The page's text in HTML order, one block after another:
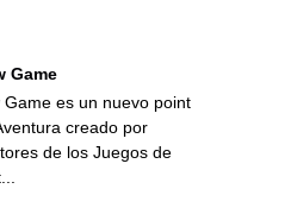
Game
Game es un nuevo point
creado por
de los Juegos de